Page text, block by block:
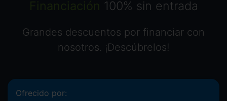
Financiación 100% sin entrada
Grandes descuentos por financiar con
nosotros. ¡Descúbrelos!
Ofrecido por: